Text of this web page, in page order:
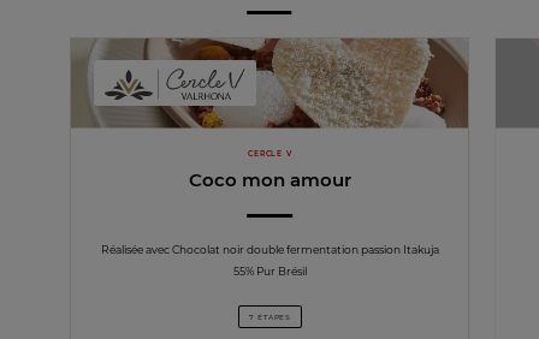
CERCLE V
Coco mon amour
Réalisée avec Chocolat noir double fermentation passion Itakuja
55% Pur Brésil
7 ÉTAPES